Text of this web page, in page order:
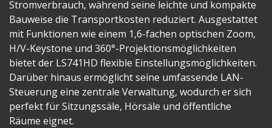
Stromverbrauch, während seine leichte und kompakte
Bauweise die Transportkosten reduziert. Ausgestattet
mit Funktionen wie einem 1,6-fachen optischen Zoom,
H/V-Keystone und 360°-Projektionsmöglichkeiten
bietet der LS741HD flexible Einstellungsmöglichkeiten.
Darüber hinaus ermöglicht seine umfassende LAN-
Steuerung eine zentrale Verwaltung, wodurch er sich
perfekt für Sitzungssäle, Hörsäle und öffentliche
Räume eignet.